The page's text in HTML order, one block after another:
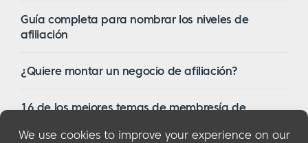
Guía completa para nombrar los niveles de
afiliación
¿Quiere montar un negocio de afiliación?
16 de los mejores temas de membresía de